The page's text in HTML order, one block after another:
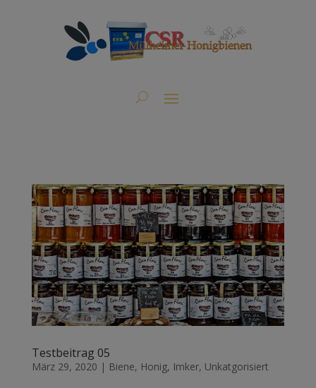
Testbeitrag 05
März 29, 2020 | Biene, Honig, Imker, Unkatgorisiert